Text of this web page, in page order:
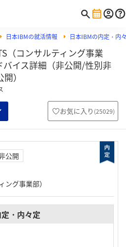
日本IBMの就活情報 日本IBMの内定・内
（コンサルティング事業
イス詳細（非公開/性別非
）
お気に入り (25029)
公開
ング事業部）
・内々定